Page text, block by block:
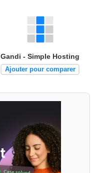
Gandi - Simple Hosting
Ajouter pour comparer